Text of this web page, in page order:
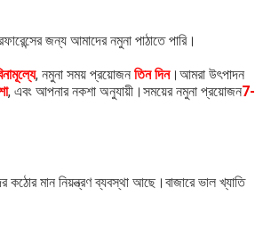
জন্য আমাদের নমুনা পাঠাতে পারি।
, নমুনা সময় প্রয়োজন তিন দিন।আমরা উৎপাদন
, এবং আপনার নকশা অনুযায়ী।সময়ের নমুনা প্রয়োজন7-
কঠোর মান নিয়ন্ত্রণ ব্যবস্থা আছে।বাজারে ভাল খ্যাতি